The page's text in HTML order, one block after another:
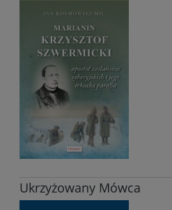
Ukrzyżowany Mówca